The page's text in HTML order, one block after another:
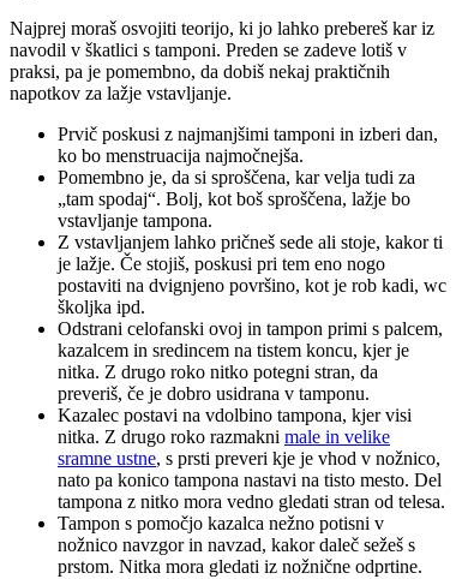
Najprej moraš osvojiti teorijo, ki jo lahko prebereš kar iz
navodil v škatlici s tamponi. Preden se zadeve lotiš v
praksi, pa je pomembno, da dobiš nekaj praktičnih
napotkov za lažje vstavljanje.
Prvič poskusi z najmanjšimi tamponi in izberi dan,
ko bo menstruacija najmočnejša.
Pomembno je, da si sproščena, kar velja tudi za
„tam spodaj“. Bolj, kot boš sproščena, lažje bo
vstavljanje tampona.
Z vstavljanjem lahko pričneš sede ali stoje, kakor ti
je lažje. Če stojiš, poskusi pri tem eno nogo
postaviti na dvignjeno površino, kot je rob kadi, wc
školjka ipd.
Odstrani celofanski ovoj in tampon primi s palcem,
kazalcem in sredincem na tistem koncu, kjer je
nitka. Z drugo roko nitko potegni stran, da
preveriš, če je dobro usidrana v tamponu.
Kazalec postavi na vdolbino tampona, kjer visi
nitka. Z drugo roko razmakni male in velike
sramne ustne, s prsti preveri kje je vhod v nožnico,
nato pa konico tampona nastavi na tisto mesto. Del
tampona z nitko mora vedno gledati stran od telesa.
Tampon s pomočjo kazalca nežno potisni v
nožnico navzgor in navzad, kakor daleč sežeš s
prstom. Nitka mora gledati iz nožnične odprtine.